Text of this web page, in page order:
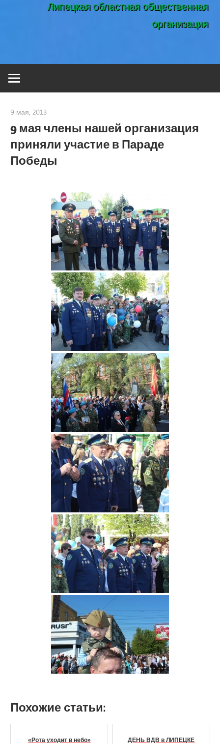
Липецкая областная общественная
организация
9 мая, 2013
9 мая члены нашей организация
приняли участие в Параде
Победы
Похожие статьи:
«Рота уходит в небо» ДЕНЬ ВДВ в ЛИПЕЦКЕ